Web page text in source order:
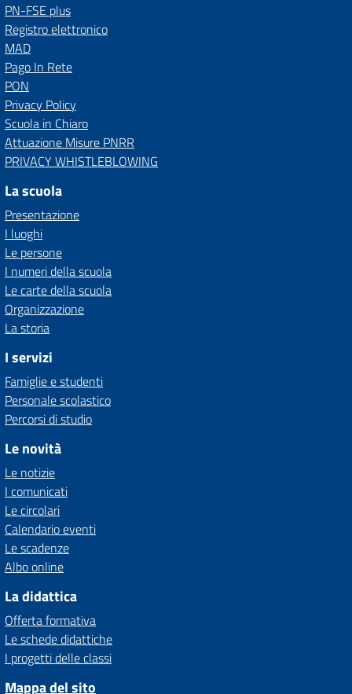
PN-FSE plus
Registro elettronico
MAD
Pago In Rete
PON
Privacy Policy
Scuola in Chiaro
Attuazione Misure PNRR
PRIVACY WHISTLEBLOWING
La scuola
Presentazione
I luoghi
Le persone
I numeri della scuola
Le carte della scuola
Organizzazione
La storia
I servizi
Famiglie e studenti
Personale scolastico
Percorsi di studio
Le novità
Le notizie
I comunicati
Le circolari
Calendario eventi
Le scadenze
Albo online
La didattica
Offerta formativa
Le schede didattiche
I progetti delle classi
Mappa del sito